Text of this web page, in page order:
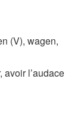
(V)​, wagen,
l’audace